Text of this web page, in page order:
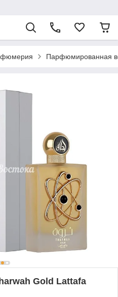
Парфюмированная
Gold Lattafa